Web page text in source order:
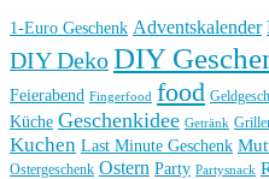
1-Euro Geschenk Adventskalender
DIY DekoDIY
Feierabend Fingerfood food
Küche Geschenkidee Getränk
Kuchen Last Minute Geschenk
Ostergeschenk Ostern Party Partysnack